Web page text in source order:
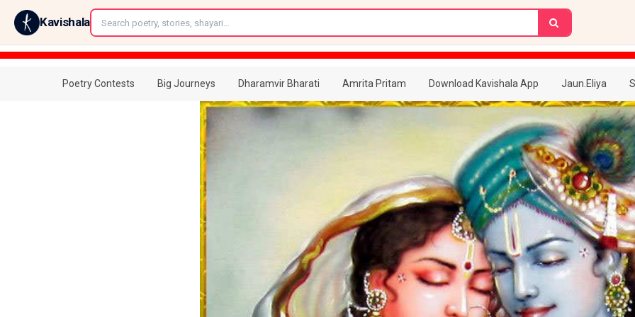
Kavishala
Poetry Contests Big Journeys Dharamvir Bharati Amrita Pritam Download Kavishala App Jaun.Eliya